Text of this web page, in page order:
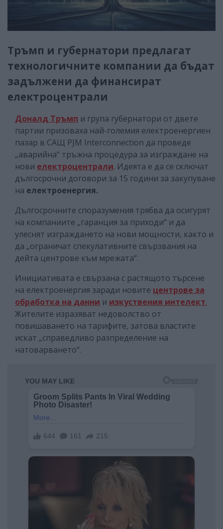
Тръмп и губернатори предлагат
технологичните компании да бъдат
задължени да финансират
електроцентрали
Доналд Тръмп и група губернатори от двете
партии призоваха най-големия електроенергиен
пазар в САЩ PJM Interconnection да проведе
„аварийна“ тръжна процедура за изграждане на
нови електроцентрали. Идеята е да се сключат
дългосрочни договори за 15 години за закупуване
на електроенергия.
Дългосрочните споразумения трябва да осигурят
на компаниите „гаранция за приходи“ и да
улеснят изграждането на нови мощности, както и
да „ограничат спекулативните свързвания на
дейта центрове към мрежата“.
Инициативата е свързана с растящото търсене
на електроенергия заради новите центрове за
обработка на данни и изкуствения интелект.
Жителите изразяват недоволство от
повишаването на тарифите, затова властите
искат „справедливо разпределение на
натоварването“.